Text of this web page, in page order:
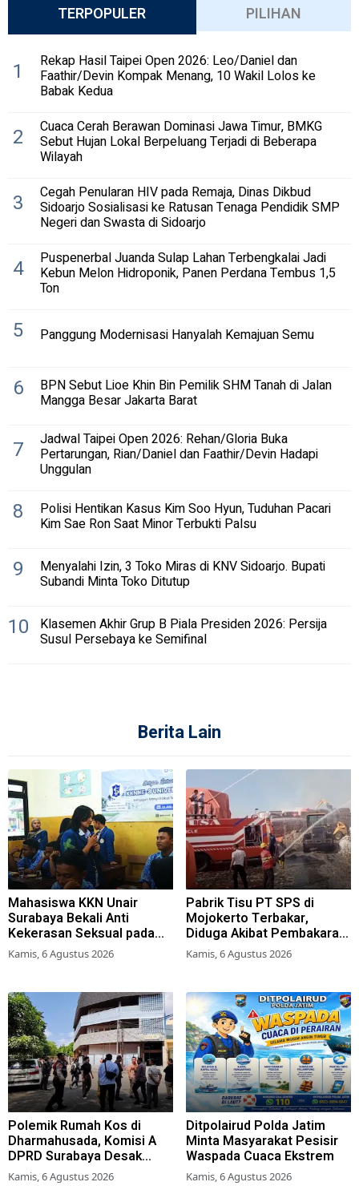
TERPOPULER PILIHAN
1 Rekap Hasil Taipei Open 2026: Leo/Daniel dan
Faathir/Devin Kompak Menang, 10 Wakil Lolos ke
Babak Kedua
2 Cuaca Cerah Berawan Dominasi Jawa Timur, BMKG
Sebut Hujan Lokal Berpeluang Terjadi di Beberapa
Wilayah
3 Cegah Penularan HIV pada Remaja, Dinas Dikbud
Sidoarjo Sosialisasi ke Ratusan Tenaga Pendidik SMP
Negeri dan Swasta di Sidoarjo
4 Puspenerbal Juanda Sulap Lahan Terbengkalai Jadi
Kebun Melon Hidroponik, Panen Perdana Tembus 1,5
Ton
5 Panggung Modernisasi Hanyalah Kemajuan Semu
6 BPN Sebut Lioe Khin Bin Pemilik SHM Tanah di Jalan
Mangga Besar Jakarta Barat
7 Jadwal Taipei Open 2026: Rehan/Gloria Buka
Pertarungan, Rian/Daniel dan Faathir/Devin Hadapi
Unggulan
8 Polisi Hentikan Kasus Kim Soo Hyun, Tuduhan Pacari
Kim Sae Ron Saat Minor Terbukti Palsu
9 Menyalahi Izin, 3 Toko Miras di KNV Sidoarjo. Bupati
Subandi Minta Toko Ditutup
10 Klasemen Akhir Grup B Piala Presiden 2026: Persija
Susul Persebaya ke Semifinal
Berita Lain
Mahasiswa KKN Unair
Surabaya Bekali Anti
Kekerasan Seksual pada
Siswa SMK
Kamis, 6 Agustus 2026
Pabrik Tisu PT SPS di
Mojokerto Terbakar,
Diduga Akibat Pembakaran
Lahan Tebu
Kamis, 6 Agustus 2026
Polemik Rumah Kos di
Dharmahusada, Komisi A
DPRD Surabaya Desak
Pemkot Terbitkan Perwali
Perda Hunian Layak
Kamis, 6 Agustus 2026
Ditpolairud Polda Jatim
Minta Masyarakat Pesisir
Waspada Cuaca Ekstrem
Kamis, 6 Agustus 2026